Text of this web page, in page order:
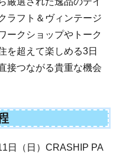
ラフト＆ヴィンテージ
ークショップやトーク
を超えて楽しめる3日
接つながる貴重な機会
日（日）CRASHIP PA